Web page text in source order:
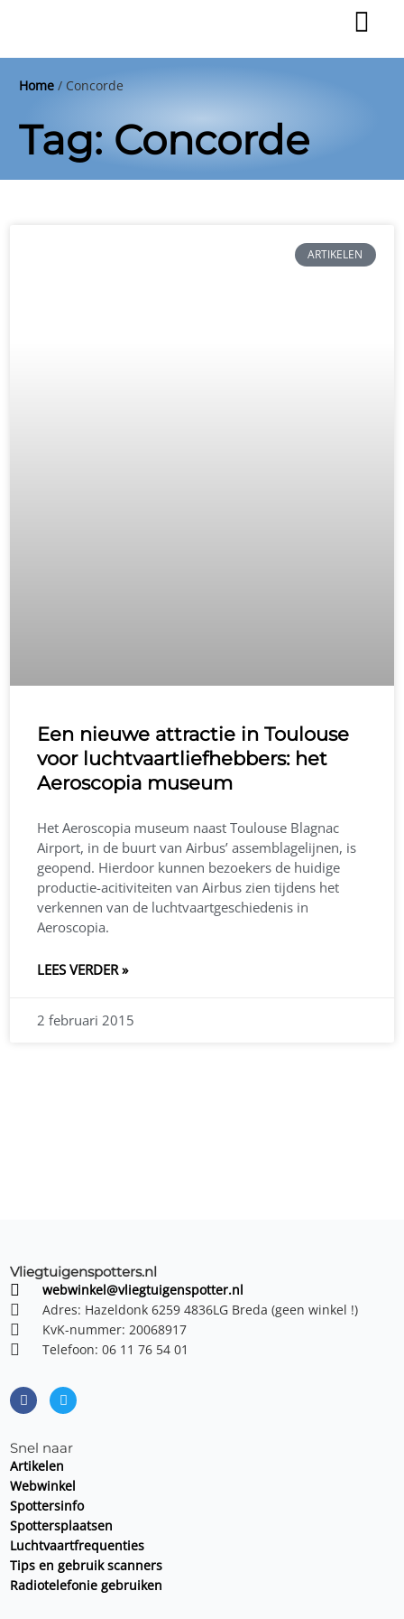
Home/ Concorde
Tag: Concorde
ARTIKELEN
Een nieuwe attractie in Toulouse
voor luchtvaartliefhebbers: het
Aeroscopia museum
Het Aeroscopia museum naast Toulouse Blagnac
Airport, in de buurt van Airbus’ assemblagelijnen, is
geopend. Hierdoor kunnen bezoekers de huidige
productie-acitiviteiten van Airbus zien tijdens het
verkennen van de luchtvaartgeschiedenis in
Aeroscopia.
LEES VERDER »
2 februari 2015
Vliegtuigenspotters.nl
webwinkel@vliegtuigenspotter.nl
Adres: Hazeldonk 6259 4836LG Breda (geen winkel !)
KvK-nummer: 20068917
Telefoon: 06 11 76 54 01
c
e
b
o
k
i
t
t
r
Snel naar
Artikelen
Webwinkel
Spottersinfo
Spottersplaatsen
Luchtvaartfrequenties
Tips en gebruik scanners
Radiotelefonie gebruiken